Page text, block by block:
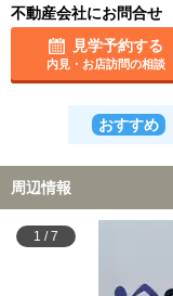
不動産会社にお問合せ
見学予約する
内見・お店訪問の相談
おすすめ
周辺情報
1 /7